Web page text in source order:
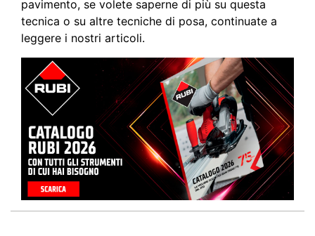
pavimento, se volete saperne di più su questa
tecnica o su altre tecniche di posa, continuate a
leggere i nostri articoli.